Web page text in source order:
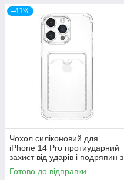
–41%
Чохол силіконовий для
iPhone 14 Pro протиударний
захист від ударів і подряпин з
ефектом глітеру
Готово до відправки